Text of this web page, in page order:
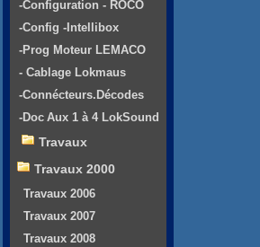
-Configuration - ROCO
-Config -Intellibox
-Prog Moteur LEMACO
- Cablage Lokmaus
-Connécteurs.Décodes
-Doc Aux 1 à 4 LokSound
Travaux
Travaux 2000
Travaux 2006
Travaux 2007
Travaux 2008